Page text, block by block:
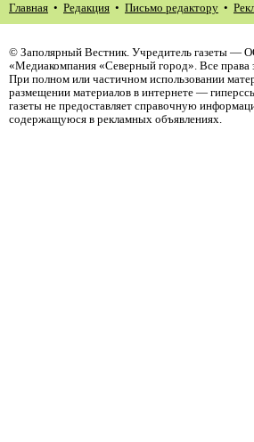
Главная • Редакция • Письмо редактору •
© Заполярный Вестник. Учредитель газеты —
«Медиакомпания «Северный город». Все
При полном или частичном использовании
размещении материалов в интернете —
газеты не предоставляет справочную
содержащуюся в рекламных объявлениях.